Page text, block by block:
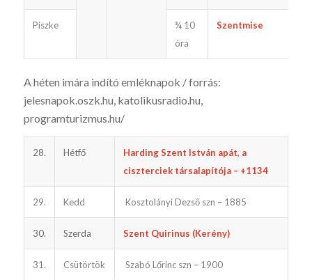
Piszke
¾ 10
óra
Szentmise
A héten imára indító emléknapok / forrás:
jelesnapok.oszk.hu, katoli­kusradio.hu,
programturizmus.hu/
28. Hétfő
Harding Szent István apát, a
ciszterciek társalapítója – +1134
29. Kedd Kosztolányi Dezső szn – 1885
30. Szerda Szent Quirinus (Kerény)
31. Csütörtök Szabó Lőrinc szn – 1900